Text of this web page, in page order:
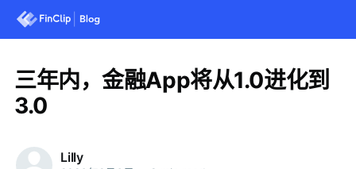
三年内，金融App将从1.0进化到
3.0
Lilly